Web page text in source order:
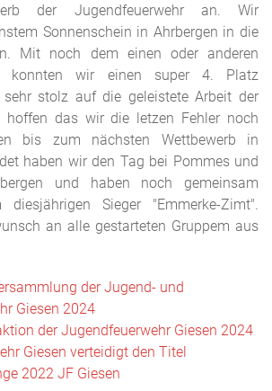
der Jugendfeuerwehr an. Wir
Sonnenschein in Ahrbergen in die
Mit noch dem einen oder anderen
konnten wir einen super 4. Platz
stolz auf die geleistete Arbeit der
hoffen das wir die letzen Fehler noch
bis zum nächsten Wettbewerb in
haben wir den Tag bei Pommes und
und haben noch gemeinsam
Sieger "Emmerke-Zimt".
an alle gestarteten Gruppem aus
der Jugend- und
Giesen 2024
der Jugendfeuerwehr Giesen 2024
Giesen verteidigt den Titel
2022 JF Giesen